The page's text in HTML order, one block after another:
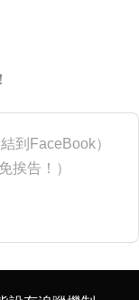
到FaceBook）
挨告！）